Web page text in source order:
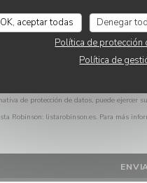
OK, aceptar todas Denegar
Política de
Política de
de protección de datos, puede ejercer
Robinson: listarobinson.es. Para más